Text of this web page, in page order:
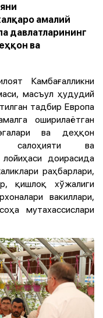
амалий
давлатларининг
ва
Камбағалликни
масъул ҳудудий
тадбир Европа
оширилаётган
ва деҳқон
салоҳияти ва
доирасида
раҳбарлари,
қишлоқ хўжалиги
вакиллари,
мутахассислари